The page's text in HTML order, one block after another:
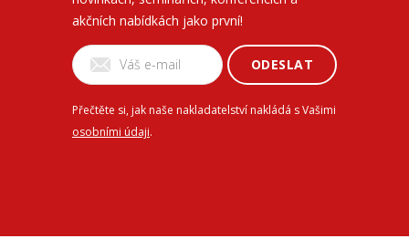
akčních nabídkách jako první!
ODESLAT
Přečtěte si, jak naše nakladatelství nakládá s Vašimi
osobními údaji.